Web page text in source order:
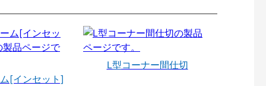
[インセット]
L型コーナー間仕切